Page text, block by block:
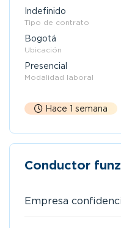
Indefinido
Tipo de contrato
Bogotá
Ubicación
Presencial
Modalidad laboral
Hace 1 semana
Conductor
Empresa